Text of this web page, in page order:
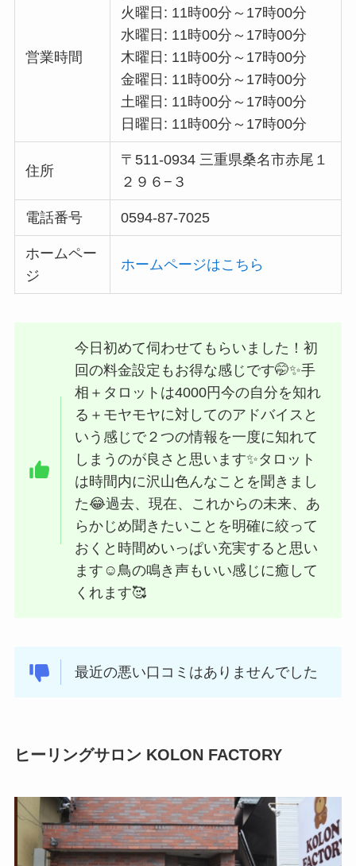
営業時間
火曜日: 11時00分～17時00分
水曜日: 11時00分～17時00分
木曜日: 11時00分～17時00分
金曜日: 11時00分～17時00分
土曜日: 11時00分～17時00分
日曜日: 11時00分～17時00分
住所
〒511-0934 三重県桑名市赤尾１
２９６−３
電話番号 0594-87-7025
ホームペー
ジ
ホームページはこちら
今日初めて伺わせてもらいました！初
回の料金設定もお得な感じです🤭✨手
相＋タロットは4000円今の自分を知れ
る＋モヤモヤに対してのアドバイスと
いう感じで２つの情報を一度に知れて
しまうのが良さと思います✨タロット
は時間内に沢山色んなことを聞きまし
た😂過去、現在、これからの未来、あ
らかじめ聞きたいことを明確に絞って
おくと時間めいっぱい充実すると思い
ます☺️鳥の鳴き声もいい感じに癒して
くれます🥰
最近の悪い口コミはありませんでした
ヒーリングサロン KOLON FACTORY